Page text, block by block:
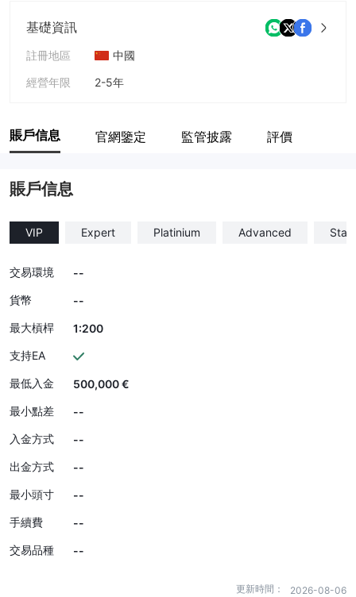
基礎資訊
註冊地區
中國
經營年限
2-5年
賬戶信息 官網鑒定 監管披露 評價
賬戶信息
VIP Expert Platinium Advanced
交易環境
--
貨幣
--
最大槓桿
1:200
支持EA
最低入金
500,000 €
最小點差
--
入金方式
--
出金方式
--
最小頭寸
--
手續費
--
交易品種
--
更新時間： 2026-08-06